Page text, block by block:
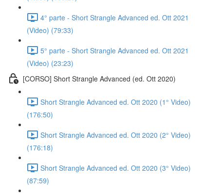
4° parte - Short Strangle Advanced ed. Ott 2021
(Video) (79:33)
5° parte - Short Strangle Advanced ed. Ott 2021
(Video) (23:23)
[CORSO] Short Strangle Advanced (ed. Ott 2020)
Short Strangle Advanced ed. Ott 2020 (1° Video)
(176:50)
Short Strangle Advanced ed. Ott 2020 (2° Video)
(176:18)
Short Strangle Advanced ed. Ott 2020 (3° Video)
(87:59)